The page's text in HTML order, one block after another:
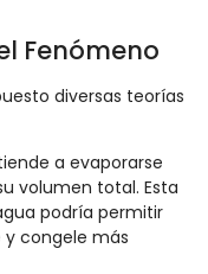
Fenómeno
diversas teorías
a evaporarse
volumen total. Esta
podría permitir
congele más